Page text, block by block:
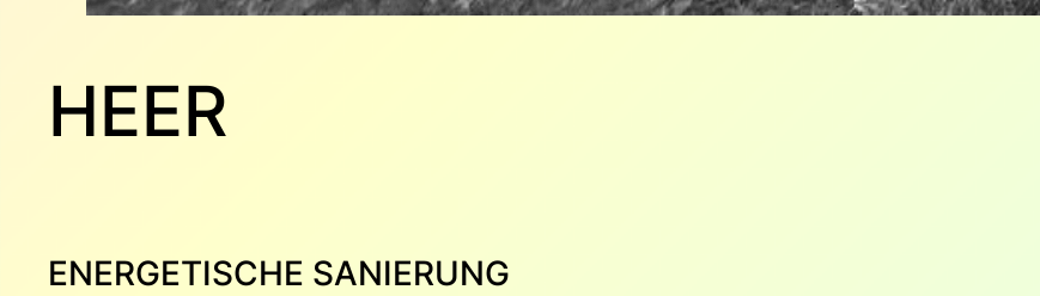
HEER
ENERGETISCHE SANIERUNG